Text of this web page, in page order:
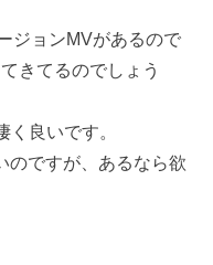
ジョンMVがあるので
きてるのでしょう
良いです。
のですが、あるなら欲